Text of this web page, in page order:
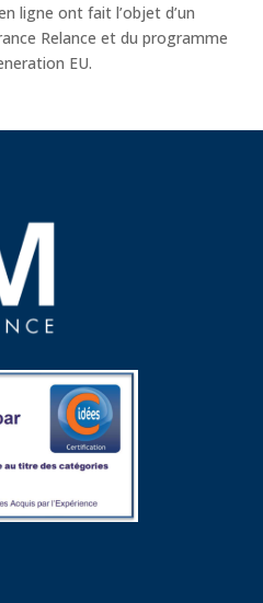
ligne ont fait l’objet d’un
Relance et du programme
EU.